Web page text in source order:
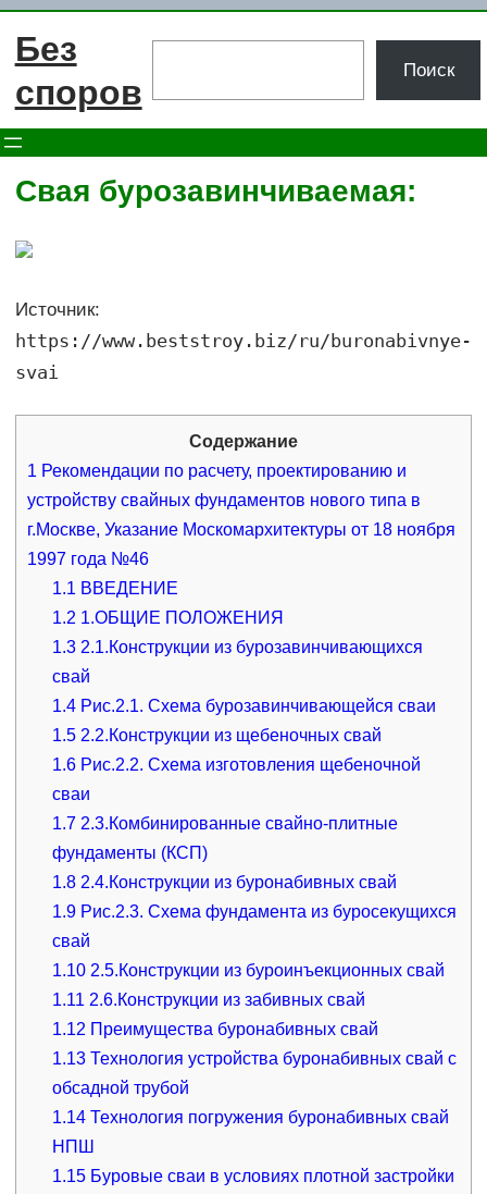
Перейти
Без
споров
Поиск
Свая бурозавинчиваемая:
Источник:
https://www.beststroy.biz/ru/buronabivnye-
svai
Содержание
1 Рекомендации по расчету, проектированию и
устройству свайных фундаментов нового типа в
г.Москве, Указание Москомархитектуры от 18 ноября
1997 года №46
1.1 ВВЕДЕНИЕ
1.2 1.ОБЩИЕ ПОЛОЖЕНИЯ
1.3 2.1.Конструкции из бурозавинчивающихся
свай
1.4 Рис.2.1. Схема бурозавинчивающейся сваи
1.5 2.2.Конструкции из щебеночных свай
1.6 Рис.2.2. Схема изготовления щебеночной
сваи
1.7 2.3.Комбинированные свайно-плитные
фундаменты (КСП)
1.8 2.4.Конструкции из буронабивных свай
1.9 Рис.2.3. Схема фундамента из буросекущихся
свай
1.10 2.5.Конструкции из буроинъекционных свай
1.11 2.6.Конструкции из забивных свай
1.12 Преимущества буронабивных свай
1.13 Технология устройства буронабивных свай с
обсадной трубой
1.14 Технология погружения буронабивных свай
НПШ
1.15 Буровые сваи в условиях плотной застройки